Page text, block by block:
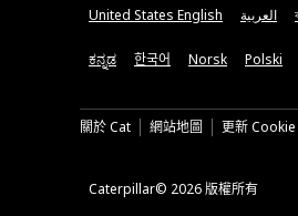
United States English العربية
ಕನ್ನಡ 한국어 Norsk Polski
關於 Cat 網站地圖 更新 Cookie
Caterpillar© 2026 版權所有